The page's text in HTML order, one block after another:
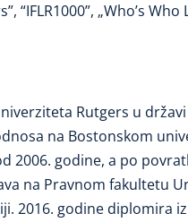
“IFLR1000”, „Who’s Who
Rutgers u
na Bostonskom
2006. godine, a po
na Pravnom fakultetu
2016. godine diplomira